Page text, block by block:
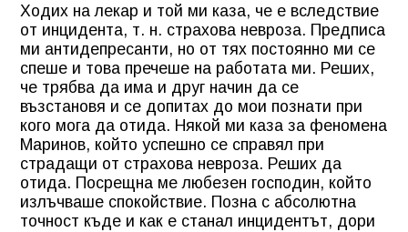
Ходих на лекар и той ми каза, че е вследствие
от инцидента, т. н. страхова невроза. Предписа
ми антидепресанти, но от тях постоянно ми се
спеше и това пречеше на работата ми. Реших,
че трябва да има и друг начин да се
възстановя и се допитах до мои познати при
кого мога да отида. Някой ми каза за феномена
Маринов, който успешно се справял при
страдащи от страхова невроза. Реших да
отида. Посрещна ме любезен господин, който
излъчваше спокойствие. Позна с абсолютна
точност къде и как е станал инцидентът, дори